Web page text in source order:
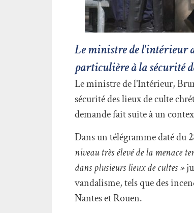
Le ministre de l'intérieur
particulière à la sécurité
Le ministre de l’Intérieur,
sécurité des lieux de culte
demande fait suite à un
Dans un télégramme daté du
niveau très élevé de la menace
dans plusieurs lieux de cultes »
vandalisme, tels que des
Nantes et Rouen.